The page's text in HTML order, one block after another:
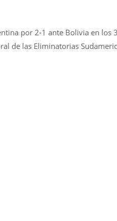
por 2-1 ante Bolivia en los
de las Eliminatorias